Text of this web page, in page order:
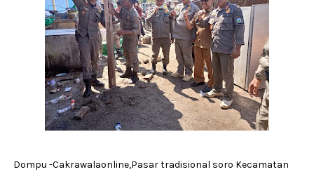
Dompu -Cakrawalaonline,Pasar tradisional soro Kecamatan